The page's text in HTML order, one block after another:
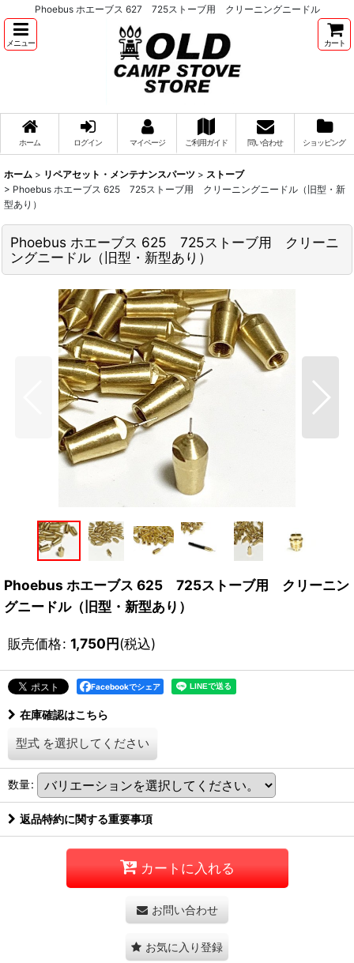
Phoebus ホエーブス 627 725ストーブ用 クリーニングニードル
メニュー カート
ホーム ログイン マイページ ご利用ガイド 問い合わせ ショッピング
ホーム > リペアセット・メンテナンスパーツ > ストーブ
> Phoebus ホエーブス 625 725ストーブ用 クリーニングニードル（旧型・新
型あり）
Phoebus ホエーブス 625 725ストーブ用 クリーニ
ングニードル（旧型・新型あり）
Phoebus ホエーブス 625 725ストーブ用 クリーニン
グニードル（旧型・新型あり）
販売価格: 1,750円(税込)
Facebookでシェア
在庫確認はこちら
型式 を選択してください
数量:
返品特約に関する重要事項
カートに入れる
お問い合わせ
お気に入り登録